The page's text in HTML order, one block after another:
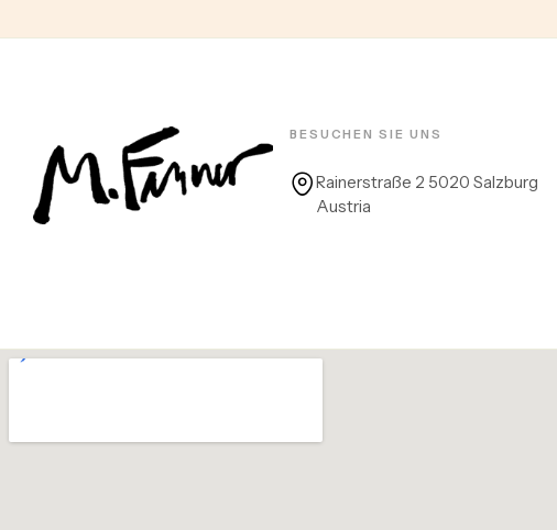
BESUCHEN SIE UNS
Rainerstraße 2 5020 Salzburg
Austria